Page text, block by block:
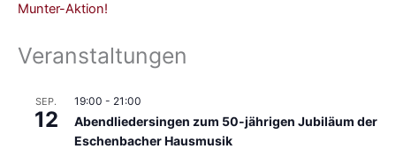
Munter-Aktion!
Veranstaltungen
SEP.
12
19:00 - 21:00
Abendliedersingen zum 50-jährigen Jubiläum der
Eschenbacher Hausmusik